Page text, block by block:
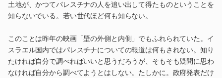
土地が、かつてパレスチナの人を追い出して得たものということを
知らないでいる。若い世代ほど何も知らない。
このことは昨年の映画「壁の外側と内側」でもふれられていた。イ
スラエル国内ではパレスチナについての報道は何もされない。知り
たければ自分で調べればいいと思うだろうが、そもそも疑問に思わ
なければ自分から調べてようとはしない。たしかに。政府発表だけ